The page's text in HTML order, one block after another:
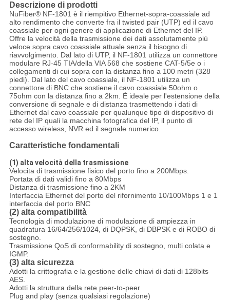
Descrizione di prodotti
NuFiber® NF-1801 è il riempitivo Ethernet-sopra-coassiale ad
alto rendimento che converte fra il twisted pair (UTP) ed il cavo
coassiale per ogni genere di applicazione di Ethernet del IP.
Offre la velocità della trasmissione dei dati assolutamente più
veloce sopra cavo coassiale attuale senza il bisogno di
riavvolgimento. Dal lato di UTP, il NF-1801 utilizza un connettore
modulare RJ-45 TIA/della VIA 568 che sostiene CAT-5/5e o i
collegamenti di cui sopra con la distanza fino a 100 metri (328
piedi). Dal lato del cavo coassiale, il NF-1801 utilizza un
connettore di BNC che sostiene il cavo coassiale 50ohm o
75ohm con la distanza fino a 2km. È ideale per l'estensione della
conversione di segnale e di distanza trasmettendo i dati di
Ethernet dal cavo coassiale per qualunque tipo di dispositivo di
rete del IP quali la macchina fotografica del IP, il punto di
accesso wireless, NVR ed il segnale numerico.
Caratteristiche fondamentali
(1) alta velocità della trasmissione
Velocita di trasmissione fisico del porto fino a 200Mbps.
Portata di dati validi fino a 80Mbps
Distanza di trasmissione fino a 2KM
Interfaccia Ethernet del porto del rifornimento 10/100Mbps 1 e 1
interfaccia del porto BNC
(2) alta compatibilità
Tecnologia di modulazione di modulazione di ampiezza in
quadratura 16/64/256/1024, di DQPSK, di DBPSK e di ROBO di
sostegno.
Trasmissione QoS di conformability di sostegno, multi colata e
IGMP.
(3) alta sicurezza
Adotti la crittografia e la gestione delle chiavi di dati di 128bits
AES.
Adotti la struttura della rete peer-to-peer
Plug and play (senza qualsiasi regolazione)